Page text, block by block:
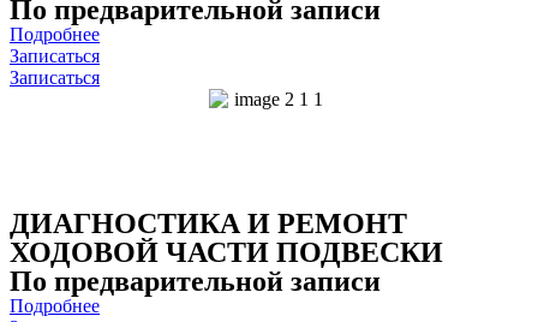
По предварительной записи
Подробнее
Записаться
Записаться
ДИАГНОСТИКА И РЕМОНТ
ХОДОВОЙ ЧАСТИ ПОДВЕСКИ
По предварительной записи
Подробнее